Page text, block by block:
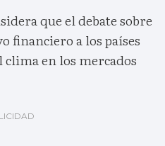
que el debate sobre
financiero a los países
en los mercados